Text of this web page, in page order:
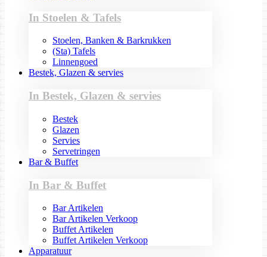
In Stoelen & Tafels
Stoelen, Banken & Barkrukken
(Sta) Tafels
Linnengoed
Bestek, Glazen & servies
In Bestek, Glazen & servies
Bestek
Glazen
Servies
Servetringen
Bar & Buffet
In Bar & Buffet
Bar Artikelen
Bar Artikelen Verkoop
Buffet Artikelen
Buffet Artikelen Verkoop
Apparatuur